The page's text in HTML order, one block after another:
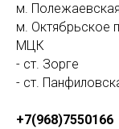
м. Полежаевская
м. Октябрьское
МЦК
- ст. Зорге
- ст.
+7(968)7550166